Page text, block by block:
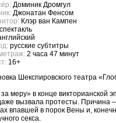
Доминик Дромгул
Джонатан Фенсом
Клэр ван Кампен
спектакль
русские субтитры
2 часа 47 минут
16+
Шекспировского театра
меру» в конце викторианской
вызвала протесты. Причина
впавшей в порок Вены и,
секса.